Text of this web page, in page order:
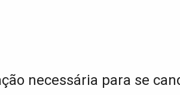
necessária para se